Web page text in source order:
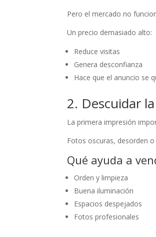
Pero el mercado no
Un precio demasiado alto:
Reduce visitas
Genera desconfianza
Hace que el anuncio se
2. Descuidar
La primera impresión
Fotos oscuras, desorden
Qué ayuda a
Orden y limpieza
Buena iluminación
Espacios despejados
Fotos profesionales